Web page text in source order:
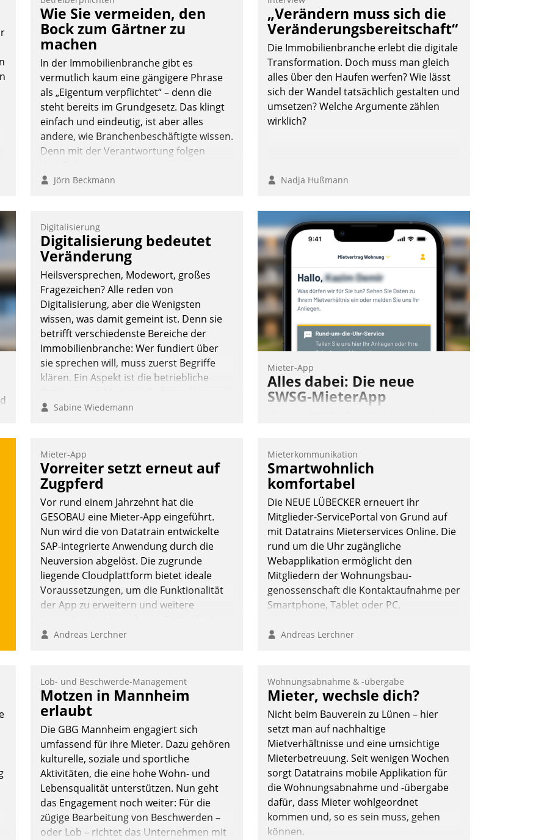
Vernetzungsideen fürs Quartier.
Dazwischen zeigte Datatrain, was es
Neues zu bieten hat.
Nadja Hußmann
Wie Sie vermeiden, den
Bock zum Gärtner zu
machen
In der Immobilienbranche gibt es
vermutlich kaum eine gängigere Phrase
als „Eigentum verpflichtet“ – denn die
steht bereits im Grundgesetz. Das klingt
einfach und eindeutig, ist aber alles
andere, wie Branchenbeschäftigte wissen.
Denn mit der Verantwortung folgen
Jörn Beckmann
„Verändern muss sich die
Veränderungsbereitschaft“
Die Immobilienbranche erlebt die digitale
Transformation. Doch muss man gleich
alles über den Haufen werfen? Wie lässt
sich der Wandel tatsächlich gestalten und
umsetzen? Welche Argumente zählen
wirklich?
Nadja Hußmann
Digitalisierung
Digitalisierung bedeutet
Veränderung
Heilsversprechen, Modewort, großes
Fragezeichen? Alle reden von
Digitalisierung, aber die Wenigsten
wissen, was damit gemeint ist. Denn sie
betrifft verschiedenste Bereiche der
Immobilienbranche: Wer fundiert über
sie sprechen will, muss zuerst Begriffe
klären. Ein Aspekt ist die betriebliche
ermöglichen große Einsparungen durch
Allein mit der Einführung einer neuen
Software ist es nicht getan. Die
Digitalisierung erfordert von
Unternehmen die Bereitschaft, sich zu
überprüfen, zu hinterfragen und zu
verändern.
Sabine Wiedemann
Mieter-App
Alles dabei: Die neue
SWSG-MieterApp
auf dem Laufenden bleiben, Daten
einsehen und ändern oder
Schadensmeldungen abgeben – rund um
die Uhr.
Andreas Lerchner
Mieter-App
Vorreiter setzt erneut auf
Zugpferd
Vor rund einem Jahrzehnt hat die
GESOBAU eine Mieter-App eingeführt.
Nun wird die von Datatrain entwickelte
SAP-integrierte Anwendung durch die
Neuversion abgelöst. Die zugrunde
liegende Cloudplattform bietet ideale
Voraussetzungen, um die Funktionalität
der App zu erweitern und weitere
in SAP zu integrieren.
Andreas Lerchner
Mieterkommunikation
Smartwohnlich
komfortabel
Die NEUE LÜBECKER erneuert ihr
Mitglieder-ServicePortal von Grund auf
mit Datatrains Mieterservices Online. Die
rund um die Uhr zugängliche
Webapplikation ermöglicht den
Mitgliedern der Wohnungs­bau­
genossenschaft die Kontaktaufnahme per
Smartphone, Tablet oder PC.
Andreas Lerchner
Lob- und Beschwerde-Management
Motzen in Mannheim
erlaubt
Die GBG Mannheim engagiert sich
umfassend für ihre Mieter. Dazu gehören
kulturelle, soziale und sportliche
Aktivitäten, die eine hohe Wohn- und
Lebensqualität unterstützen. Nun geht
das Engagement noch weiter: Für die
zügige Bearbeitung von Beschwerden –
oder Lob – richtet das Unternehmen mit
Wohnungsabnahme & -übergabe
Mieter, wechsle dich?
Nicht beim Bauverein zu Lünen – hier
setzt man auf nachhaltige
Mietverhältnisse und eine umsichtige
Mieterbetreuung. Seit wenigen Wochen
sorgt Datatrains mobile Applikation für
die Wohnungsabnahme und -übergabe
dafür, dass Mieter wohlgeordnet
kommen und, so es sein muss, gehen
können.